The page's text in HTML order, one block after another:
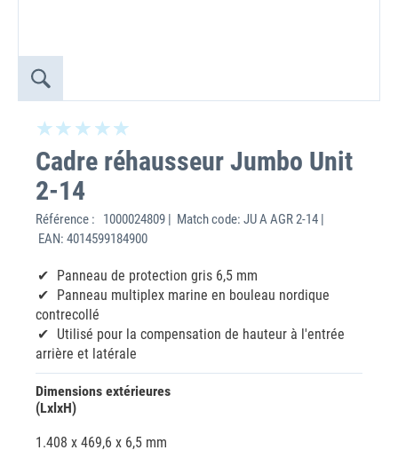
Cadre réhausseur Jumbo Unit
2-14
Référence :
1000024809 | Match code: JU A AGR 2-14 |
EAN: 4014599184900
Panneau de protection gris 6,5 mm
Panneau multiplex marine en bouleau nordique
contrecollé
Utilisé pour la compensation de hauteur à l'entrée
arrière et latérale
Dimensions extérieures
(LxlxH)
1.408 x 469,6 x 6,5 mm